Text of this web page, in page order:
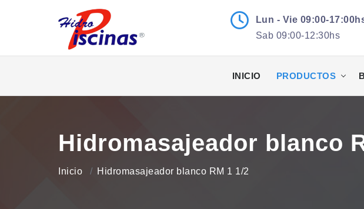
Lun - Vie 09:00-
Sab 09:00-12:30hs
INICIO PRODUCTOS
Hidromasajeador blanco
Inicio Hidromasajeador blanco RM 1 1/2